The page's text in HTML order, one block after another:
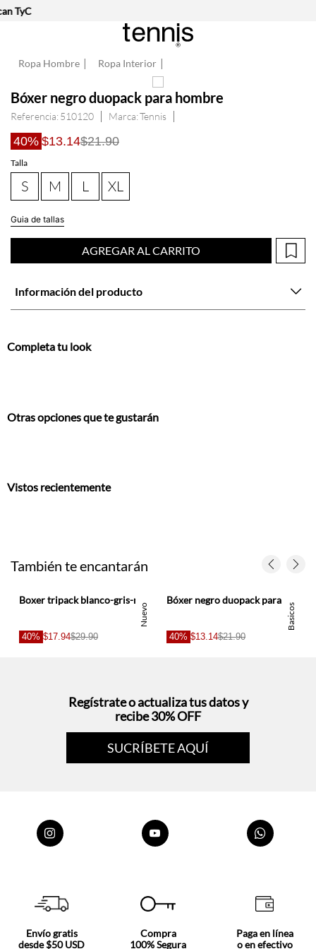
TyC
Ropa Hombre Ropa Interior
Bóxer negro duopack para hombre
Referencia: 510120 Tennis
40% $13.14$21.90
Talla
S M L XL
Guia de tallas
AGREGAR AL CARRITO
Información del producto
Completa tu look
Otras opciones que te gustarán
Vistos recientemente
También te encantarán
Nuevo
Boxer tripack blanco-gris-negro para hombre
40% $17.94$29.90
Basicos
Bóxer negro duopack para hombre
40% $13.14$21.90
Regístrate o actualiza tus datos y
recibe 30% OFF
SUCRÍBETE AQUÍ
Envío gratis
desde $50 USD
Compra
100% Segura
Paga en línea
o en efectivo